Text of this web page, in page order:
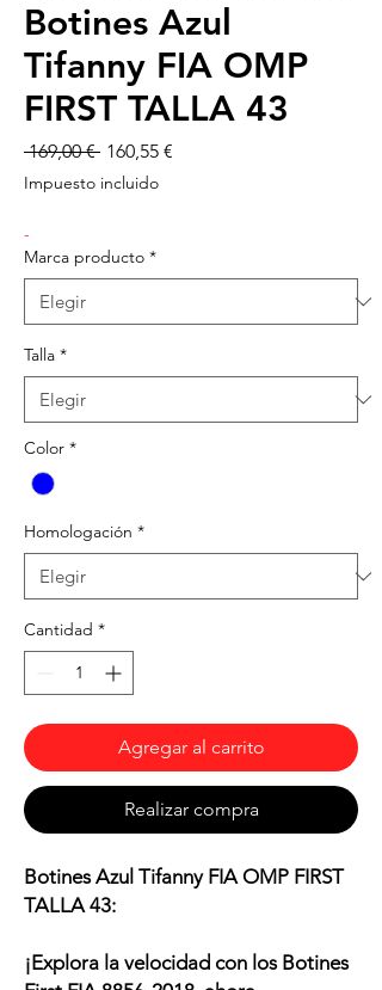
Botines Azul
Tifanny FIA OMP
FIRST TALLA 43
169,00 € Precio
160,55 €
Impuesto incluido
-
Marca producto *
Talla *
Color *
Homologación *
Cantidad *
Agregar al carrito
Realizar compra
Botines Azul Tifanny FIA OMP FIRST
TALLA 43:
¡Explora la velocidad con los Botines